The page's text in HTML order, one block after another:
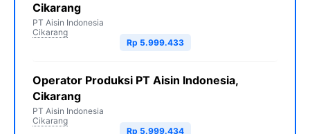
Cikarang
PT Aisin Indonesia
Cikarang
Rp 5.999.433
Operator Produksi PT Aisin Indonesia,
Cikarang
PT Aisin Indonesia
Cikarang
Rp 5.999.434